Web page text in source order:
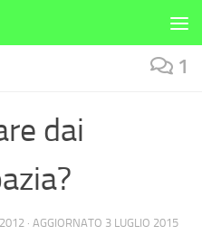
1
dai
· AGGIORNATO 3 LUGLIO 2015